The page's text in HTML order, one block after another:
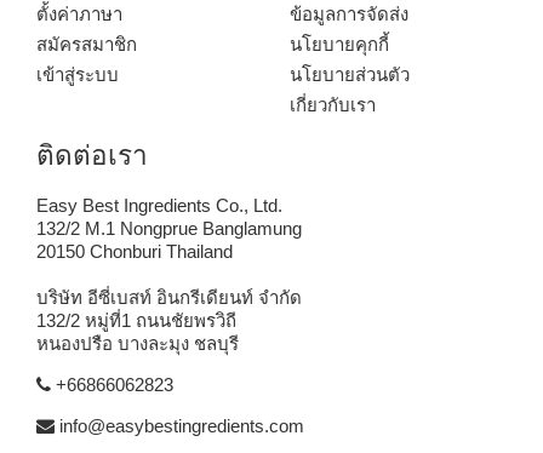
ตั้งค่าภาษา
สมัครสมาชิก
เข้าสู่ระบบ
ข้อมูลการจัดส่ง
นโยบายคุกกี้
นโยบายส่วนตัว
เกี่ยวกับเรา
ติดต่อเรา
Easy Best Ingredients Co., Ltd.
132/2 M.1 Nongprue Banglamung
20150 Chonburi Thailand
บริษัท อีซี่เบสท์ อินกรีเดียนท์ จำกัด
132/2 หมู่ที่1 ถนนชัยพรวิถี
หนองปรือ บางละมุง ชลบุรี
+66866062823
info@easybestingredients.com